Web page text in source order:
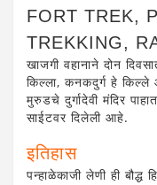
FORT TREK,
TREKKING,
खाजगी वहानाने दोन
किल्ला, कनकदुर्ग हे
मुरुडचे दुर्गादेवी मंदिर
साईटवर दिलेली आहे.
इतिहास
पन्हाळेकाजी लेणी ही